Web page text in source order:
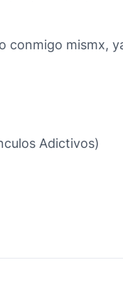
mismx,
Adictivos)